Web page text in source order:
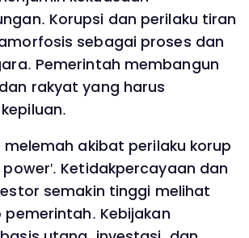
Korupsi dan perilaku tiran
sebagai proses dan
Pemerintah membangun
rakyat yang harus
melemah akibat perilaku korup
Ketidakpercayaan dan
semakin tinggi melihat
pemerintah. Kebijakan